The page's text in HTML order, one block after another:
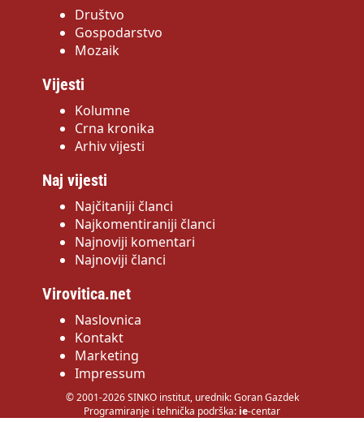
Društvo
Gospodarstvo
Mozaik
Vijesti
Kolumne
Crna kronika
Arhiv vijesti
Naj vijesti
Najčitaniji članci
Najkomentiraniji članci
Najnoviji komentari
Najnoviji članci
Virovitica.net
Naslovnica
Kontakt
Marketing
Impressum
© 2001-2026 SINKO institut, urednik: Goran Gazdek
Programiranje i tehnička podrška: ie-centar